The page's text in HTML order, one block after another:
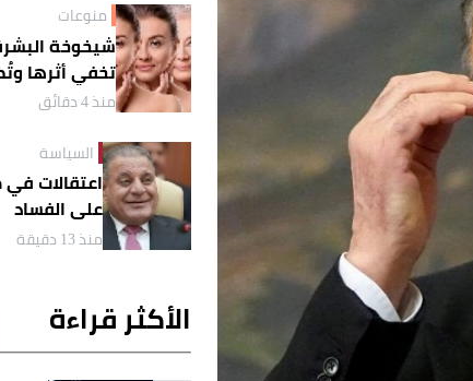
منوعات
تخفي أثرها
منذ 4 دقائق
السياسة
اعتقالات في
على الفساد
منذ 13 دقيقة
الأكثر قراءة